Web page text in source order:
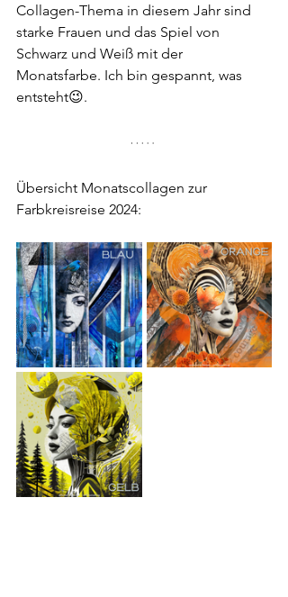
Collagen-Thema in diesem Jahr sind
starke Frauen und das Spiel von
Schwarz und Weiß mit der
Monatsfarbe. Ich bin gespannt, was
entsteht😉.
Übersicht Monatscollagen zur
Farbkreisreise 2024: